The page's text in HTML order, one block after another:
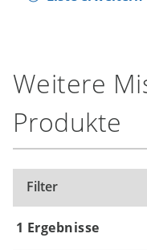
Weitere
Produkte
Filter
1 Ergebnisse